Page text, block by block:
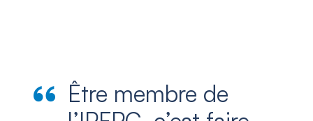
Être membre de